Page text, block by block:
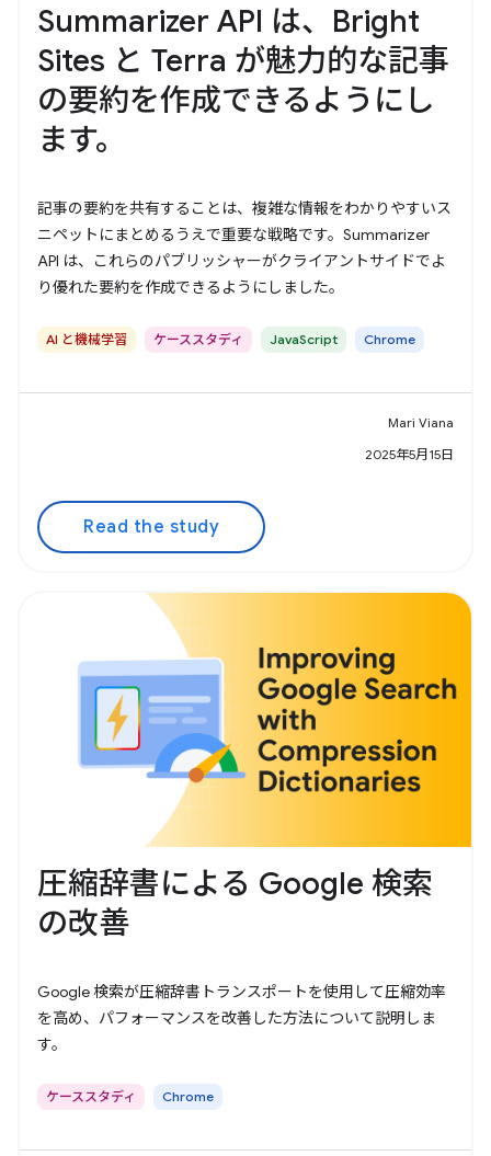
Summarizer API は、Bright
Sites と Terra が魅力的な記事
の要約を作成できるようにし
ます。
記事の要約を共有することは、複雑な情報をわかりやすいス
ニペットにまとめるうえで重要な戦略です。Summarizer
API は、これらのパブリッシャーがクライアントサイドでよ
り優れた要約を作成できるようにしました。
AI と機械学習 ケーススタディ JavaScript Chrome
Mari Viana
2025年5月15日
Read the study
圧縮辞書による Google 検索
の改善
Google 検索が圧縮辞書トランスポートを使用して圧縮効率
を高め、パフォーマンスを改善した方法について説明しま
す。
ケーススタディ Chrome